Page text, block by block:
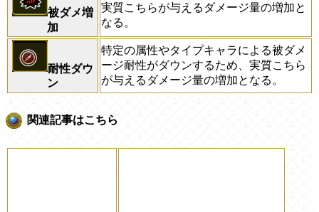
被ダメ増
加
実質こちらが与えるダメージ量の増加と
なる。
耐性ダウ
ン
特定の属性やタイプキャラによる被ダメ
ージ耐性がダウンするため、実質こちら
が与えるダメージ量の増加となる。
関連記事はこちら